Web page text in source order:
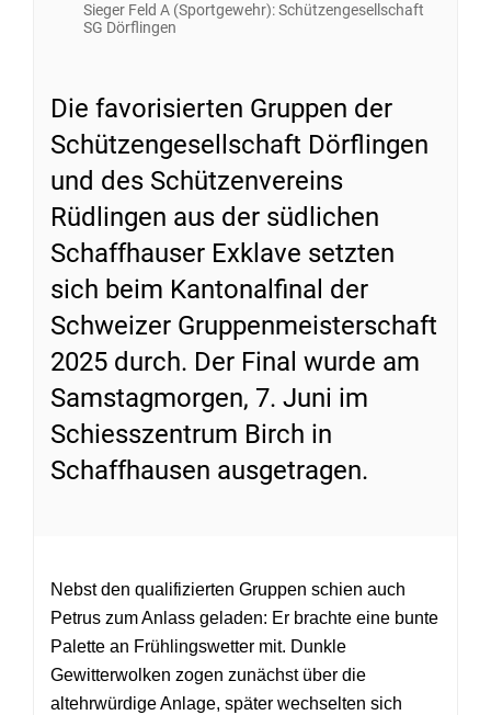
Sieger Feld A (Sportgewehr): Schützengesellschaft
SG Dörflingen
Die favorisierten Gruppen der
Schützengesellschaft Dörflingen
und des Schützenvereins
Rüdlingen aus der südlichen
Schaffhauser Exklave setzten
sich beim Kantonalfinal der
Schweizer Gruppenmeisterschaft
2025 durch. Der Final wurde am
Samstagmorgen, 7. Juni im
Schiesszentrum Birch in
Schaffhausen ausgetragen.
Nebst den qualifizierten Gruppen schien auch
Petrus zum Anlass geladen: Er brachte eine bunte
Palette an Frühlingswetter mit. Dunkle
Gewitterwolken zogen zunächst über die
altehrwürdige Anlage, später wechselten sich